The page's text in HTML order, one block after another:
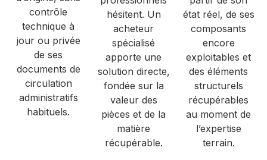
contrôle
technique à
jour ou privée
de ses
documents de
circulation
administratifs
habituels.
hésitent. Un
acheteur
spécialisé
apporte une
solution directe,
fondée sur la
valeur des
pièces et de la
matière
récupérable.
état réel, de ses
composants
encore
exploitables et
des éléments
structurels
récupérables
au moment de
l’expertise
terrain.